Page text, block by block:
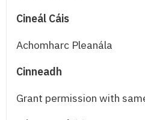
Cineál Cáis
Achomharc Pleanála
Cinneadh
Grant permission with